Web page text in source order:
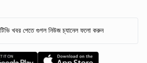
খবর পেতে গুগল নিউজ চ্যানেল ফলো করুন